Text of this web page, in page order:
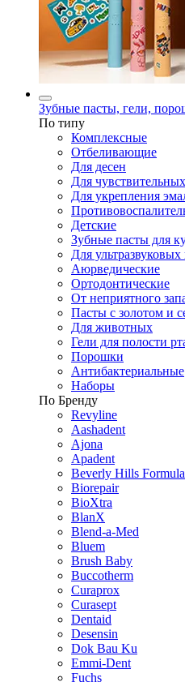
Зубные пасты, гели,
По типу
Комплексные
Отбеливающие
Для десен
Для
Для укрепления
Детские
Зубные пасты для
Для
Аюрведические
Ортодонтические
От неприятного
Пасты с золотом и
Для животных
Гели для полости
Порошки
Антибактериальные
Наборы
По Бренду
Revyline
Aashadent
Ajona
Apadent
Beverly Hills Formula
Biorepair
BioXtra
BlanX
Blend-a-Med
Bluem
Brush Baby
Buccotherm
Curaprox
Curasept
Dentaid
Desensin
Dok Bau Ku
Emmi-Dent
Fuchs